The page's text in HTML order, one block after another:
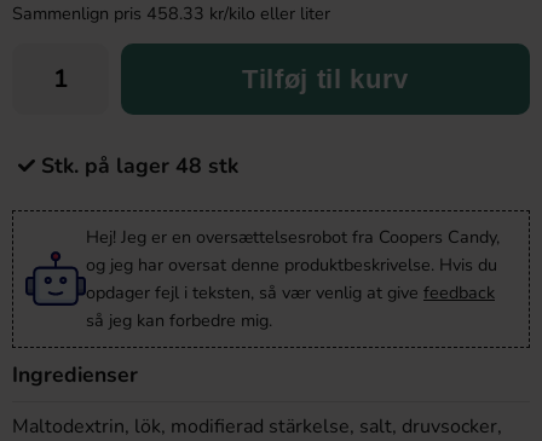
Sammenlign pris 458.33 kr/kilo eller liter
Tilføj til kurv
Stk. på lager 48 stk
Hej! Jeg er en oversættelsesrobot fra Coopers Candy,
og jeg har oversat denne produktbeskrivelse. Hvis du
opdager fejl i teksten, så vær venlig at give feedback
så jeg kan forbedre mig.
Ingredienser
Maltodextrin, lök, modifierad stärkelse, salt, druvsocker,